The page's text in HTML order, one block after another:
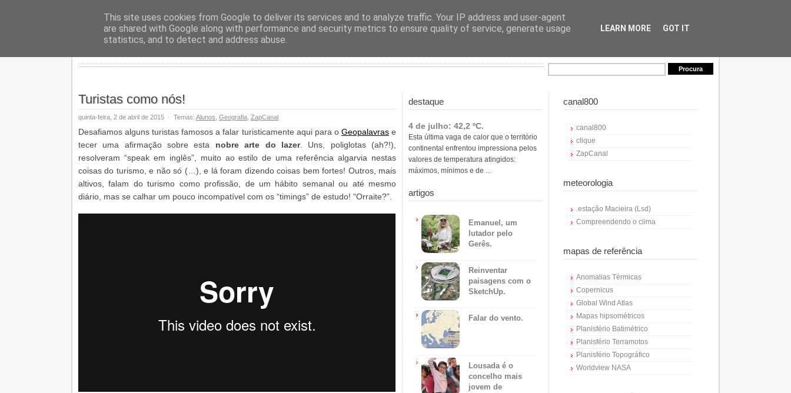
Geopalavras
Turistas como nós!
quinta-feira, 2 de abril de 2015 · Temas: Alunos Geografia ZapCanal
Desafiamos alguns turistas famosos a falar turisticamente aqui para o Geopalavrase
tecer uma afirmação sobre esta nobre arte do lazer. Uns, poliglotas (ah?!),
resolveram “speak em inglês”, muito ao estilo de uma referência algarvia nestas
coisas do turismo, e não só (…), e lá foram dizendo coisas bem fortes! Outros, mais
altivos, falam do turismo como profissão, de um hábito semanal ou até mesmo
diário, mas se calhar um pouco incompatível com os “timings” de estudo! “Orraite?”.
destaque
4 de julho: 42,2 ºC.
Esta última vaga de calor que o território
continental enfrentou impressiona pelos
valores de temperatura atingidos:
máximos, mínimos e de ...
artigos
Emanuel, um
lutador pelo
Gerês.
Reinventar
paisagens com o
SketchUp.
Falar do vento.
Lousada é o
concelho mais
jovem de
canal800
canal800
clique
ZapCanal
meteorologia
.estação Macieira (Lsd)
Compreendendo o clima
mapas de referência
Anomalias Térmicas
Copernicus
Global Wind Atlas
Mapas hipsométricos
Planisfério Batimétrico
Planisfério Terramotos
Planisfério Topográfico
Worldview NASA
This site uses cookies from Google to deliver its services and to analyze traffic. Your IP address and user-agent
are shared with Google along with performance and security metrics to ensure quality of service, generate usage
statistics, and to detect and address abuse.
LEARN MORE GOT IT